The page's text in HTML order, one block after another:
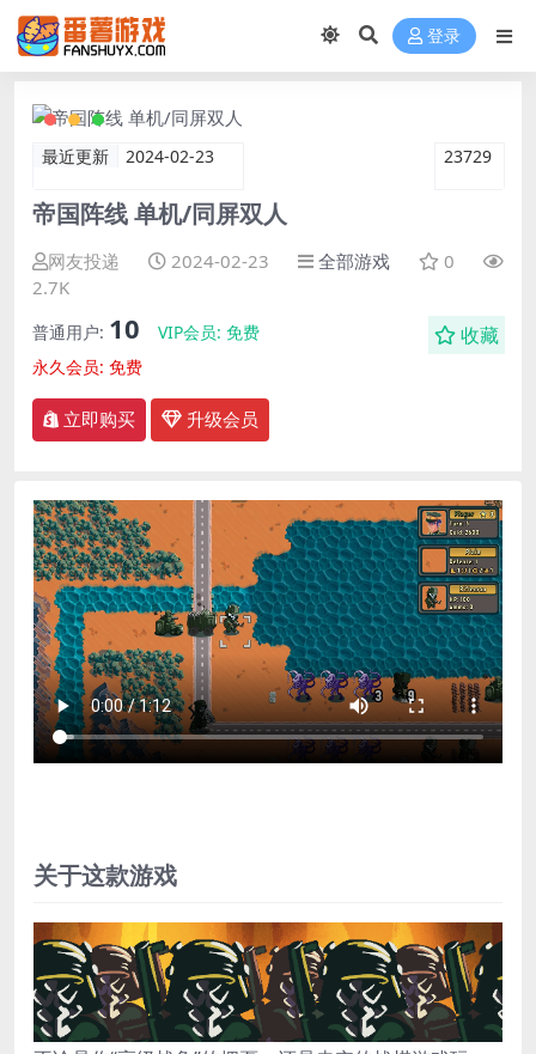
登录
最近更新 2024-02-23 23729
帝国阵线 单机/同屏双人
网友投递 2024-02-23 全部游戏
0
2.7K
普通用户: 10 VIP会员: 免费
永久会员: 免费
收藏
立即购买 升级会员
关于这款游戏